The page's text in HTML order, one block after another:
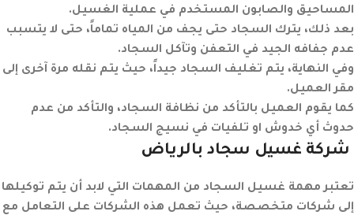
المساحيق والصابون المستخدم في عملية الغسيل.
بعد ذلك، يترك السجاد حتى يجف من المياه تماماً، حتى لا يتسبب
عدم جفافه الجيد في التعفن وتآكل السجاد.
وفي النهاية، يتم تغليف السجاد جيداً، حيث يتم نقله مرة آخرى إلى
مقر العميل.
كما يقوم العميل بالتأكد من نظافة السجاد، والتأكد من عدم
حدوث أي خدوش او تلفيات في نسيج السجاد.
شركة غسيل سجاد بالرياض
تعتبر مهمة غسيل السجاد من المهمات التي لابد أن يتم توكيلها
إلى شركات متخصصة، حيث تعمل هذه الشركات على التعامل مع